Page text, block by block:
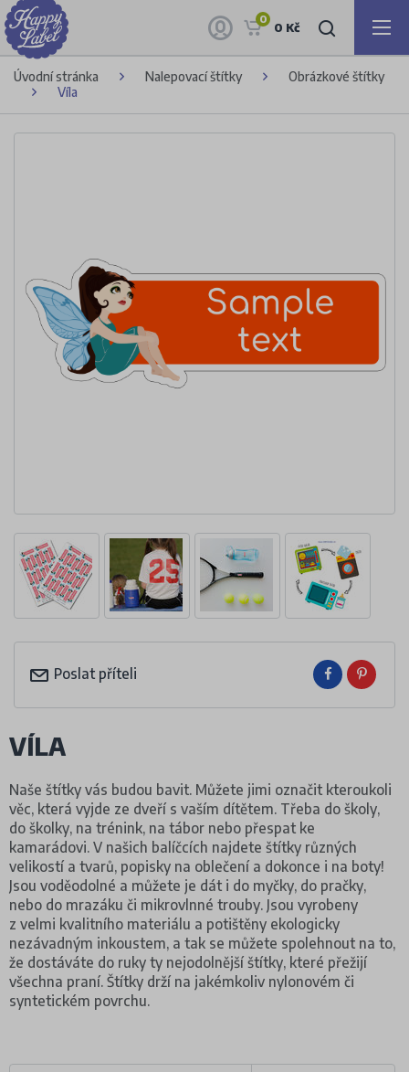
0
0 Kč
Úvodní stránka Nalepovací štítky
Obrázkové štítky
Víla
Poslat příteli
VÍLA
Naše štítky vás budou bavit. Můžete jimi označit kteroukoli
věc, která vyjde ze dveří s vaším dítětem. Třeba do školy,
do školky, na trénink, na tábor nebo přespat ke
kamarádovi. V našich balíčcích najdete štítky různých
velikostí a tvarů, popisky na oblečení a dokonce i na boty!
Jsou voděodolné a můžete je dát i do myčky, do pračky,
nebo do mrazáku či mikrovlnné trouby. Jsou vyrobeny
z velmi kvalitního materiálu a potištěny ekologicky
nezávadným inkoustem, a tak se můžete spolehnout na to,
že dostáváte do ruky ty nejodolnější štítky, které přežijí
všechna praní. Štítky drží na jakémkoliv nylonovém či
syntetickém povrchu.